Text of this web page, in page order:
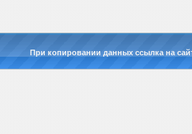
При копировании данных ссылка на